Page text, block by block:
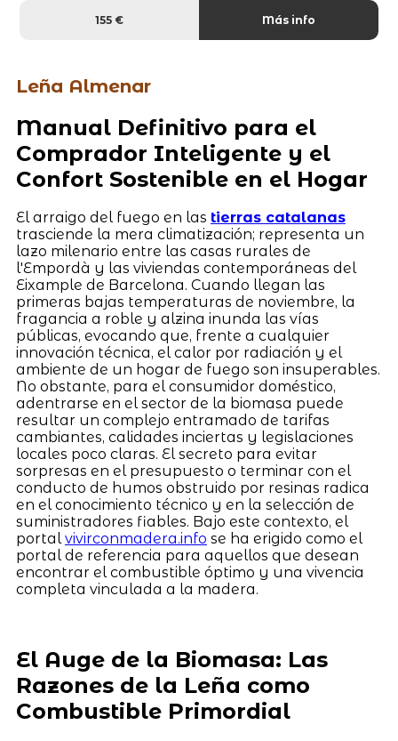
155 € Más info
Leña Almenar
Manual Definitivo para el
Comprador Inteligente y el
Confort Sostenible en el Hogar
El arraigo del fuego en las tierras catalanas
trasciende la mera climatización; representa un
lazo milenario entre las casas rurales de
l'Empordà y las viviendas contemporáneas del
Eixample de Barcelona. Cuando llegan las
primeras bajas temperaturas de noviembre, la
fragancia a roble y alzina inunda las vías
públicas, evocando que, frente a cualquier
innovación técnica, el calor por radiación y el
ambiente de un hogar de fuego son insuperables.
No obstante, para el consumidor doméstico,
adentrarse en el sector de la biomasa puede
resultar un complejo entramado de tarifas
cambiantes, calidades inciertas y legislaciones
locales poco claras. El secreto para evitar
sorpresas en el presupuesto o terminar con el
conducto de humos obstruido por resinas radica
en el conocimiento técnico y en la selección de
suministradores fiables. Bajo este contexto, el
portalvivirconmadera.info se ha erigido como el
portal de referencia para aquellos que desean
encontrar el combustible óptimo y una vivencia
completa vinculada a la madera.
El Auge de la Biomasa: Las
Razones de la Leña como
Combustible Primordial